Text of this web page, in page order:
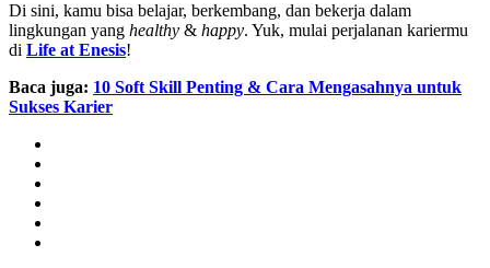
Di sini, kamu bisa belajar, berkembang, dan bekerja dalam
lingkungan yang healthy & happy. Yuk, mulai perjalanan kariermu
di Life at Enesis!
Baca juga: 10 Soft Skill Penting & Cara Mengasahnya untuk
Sukses Karier